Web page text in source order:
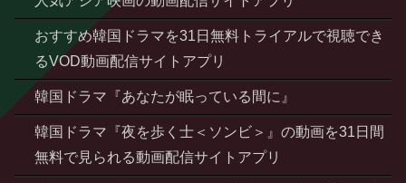
おすすめ韓国ドラマを31日無料トライアルで視聴でき
るVOD動画配信サイトアプリ
韓国ドラマ『あなたが眠っている間に』
韓国ドラマ『夜を歩く士＜ソンビ＞』の動画を31日間
無料で見られる動画配信サイトアプリ